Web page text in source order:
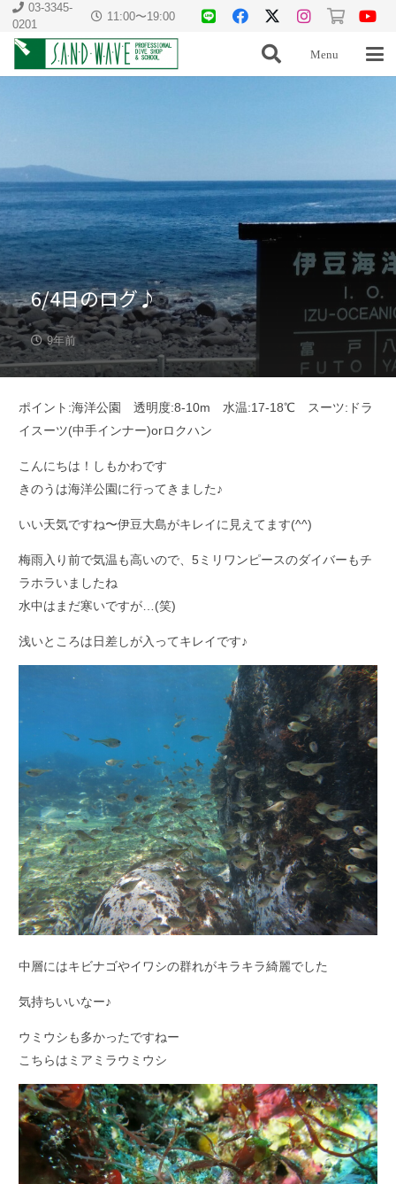
03-3345-
0201
11:00〜19:00
Menu
6/4日のログ♪
9年前
ポイント:海洋公園 透明度:8-10m 水温:17-18℃ スーツ:ドラ
イスーツ(中手インナー)orロクハン
こんにちは！しもかわです
きのうは海洋公園に行ってきました♪
いい天気ですね〜伊豆大島がキレイに見えてます(^^)
梅雨入り前で気温も高いので、5ミリワンピースのダイバーもチ
ラホラいましたね
水中はまだ寒いですが…(笑)
浅いところは日差しが入ってキレイです♪
中層にはキビナゴやイワシの群れがキラキラ綺麗でした
気持ちいいなー♪
ウミウシも多かったですねー
こちらはミアミラウミウシ